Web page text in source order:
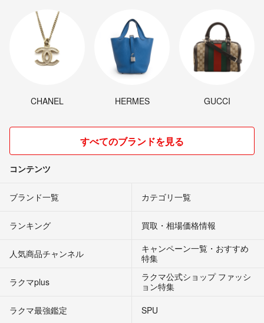
CHANEL HERMES GUCCI
すべてのブランドを見る
コンテンツ
ブランド一覧 カテゴリ一覧
ランキング 買取・相場価格情報
人気商品チャンネル
キャンペーン一覧・おすすめ
特集
ラクマplus
ラクマ公式ショップ ファッシ
ョン特集
ラクマ最強鑑定
SPU